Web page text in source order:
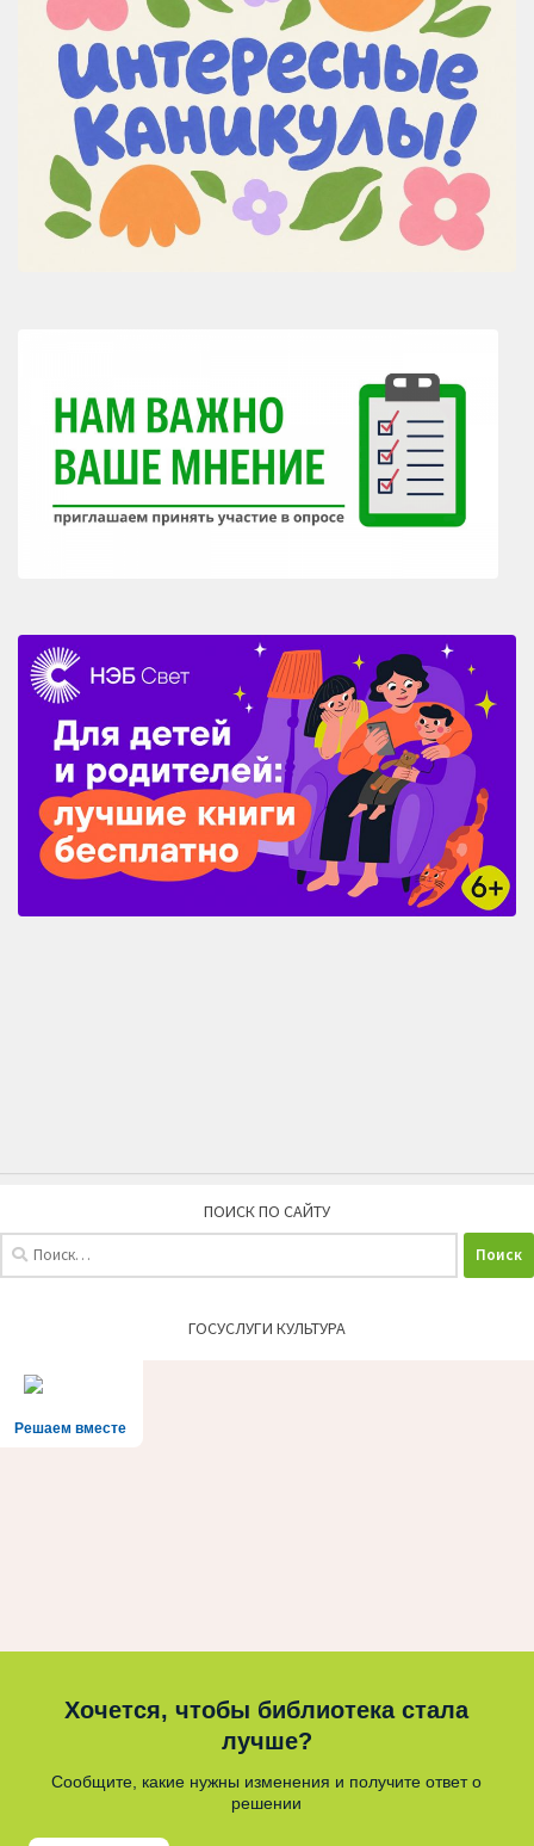
ПОИСК ПО САЙТУ
ГОСУСЛУГИ КУЛЬТУРА
Решаем вместе
Хочется, чтобы библиотека стала
лучше?
Сообщите, какие нужны изменения и получите ответ о
решении